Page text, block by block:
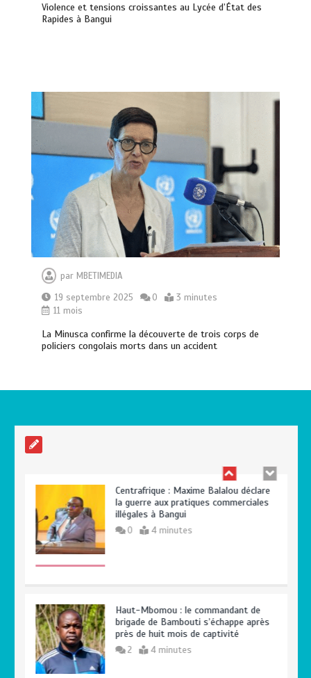
Violence et tensions croissantes au Lycée d’État des
Rapides à Bangui
parMBETIMEDIA
19 septembre 2025
0
3 minutes
11 mois
La Minusca confirme la découverte de trois corps de
policiers congolais morts dans un accident
Centrafrique : Maxime Balalou déclare
Haut-Mbomou : le commandant de
brigade de Bambouti s’échappe après
près de huit mois de captivité
2 4 minutes
Bangui: dernier hommage à El Hadj
arrondissement
0 4 minutes
Centrafrique : Maxime Balalou déclare
la guerre aux pratiques commerciales
illégales à Bangui
0 4 minutes
Haut-Mbomou : le commandant de
brigade de Bambouti s’échappe après
près de huit mois de captivité
2 4 minutes